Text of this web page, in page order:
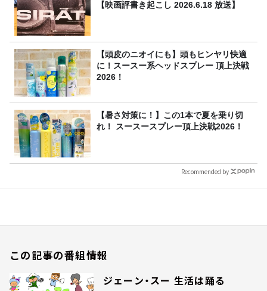
【映画評書き起こし 2026.6.18 放送】
【頭皮のニオイにも】頭もヒンヤリ快適
に！スースー系ヘッドスプレー 頂上決戦
2026！
【暑さ対策に！】この1本で夏を乗り切
れ！ スースースプレー頂上決戦2026！
Recommended by
この記事の番組情報
ジェーン・スー 生活は踊る